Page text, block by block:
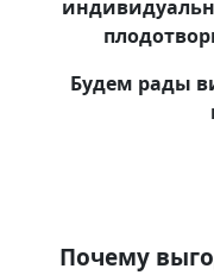
Будем рады
Почему